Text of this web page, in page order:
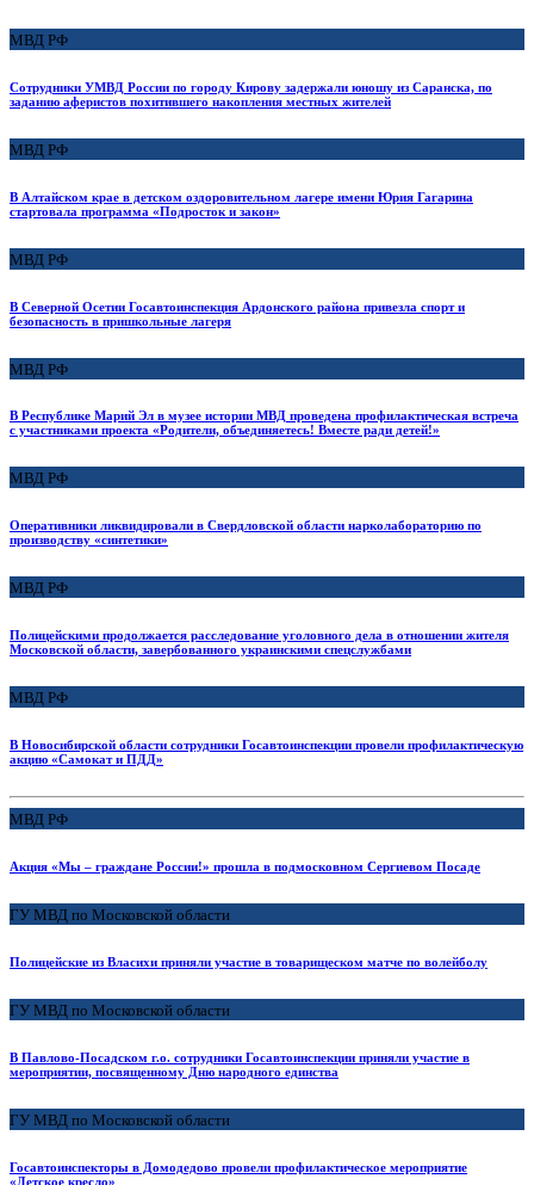
МВД РФ
Сотрудники УМВД России по городу Кирову задержали юношу из Саранска, по
заданию аферистов похитившего накопления местных жителей
МВД РФ
В Алтайском крае в детском оздоровительном лагере имени Юрия Гагарина
стартовала программа «Подросток и закон»
МВД РФ
В Северной Осетии Госавтоинспекция Ардонского района привезла спорт и
безопасность в пришкольные лагеря
МВД РФ
В Республике Марий Эл в музее истории МВД проведена профилактическая встреча
с участниками проекта «Родители, объединяетесь! Вместе ради детей!»
МВД РФ
Оперативники ликвидировали в Свердловской области нарколабораторию по
производству «синтетики»
МВД РФ
Полицейскими продолжается расследование уголовного дела в отношении жителя
Московской области, завербованного украинскими спецслужбами
МВД РФ
В Новосибирской области сотрудники Госавтоинспекции провели профилактическую
акцию «Самокат и ПДД»
МВД РФ
Акция «Мы – граждане России!» прошла в подмосковном Сергиевом Посаде
ГУ МВД по Московской области
Полицейские из Власихи приняли участие в товарищеском матче по волейболу
ГУ МВД по Московской области
В Павлово-Посадском г.о. сотрудники Госавтоинспекции приняли участие в
мероприятии, посвященному Дню народного единства
ГУ МВД по Московской области
Госавтоинспекторы в Домодедово провели профилактическое мероприятие
«Детское кресло»